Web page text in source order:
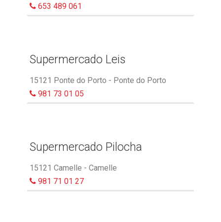
653 489 061
Supermercado Leis
15121 Ponte do Porto - Ponte do Porto
981 73 01 05
Supermercado Pilocha
15121 Camelle - Camelle
981 71 01 27